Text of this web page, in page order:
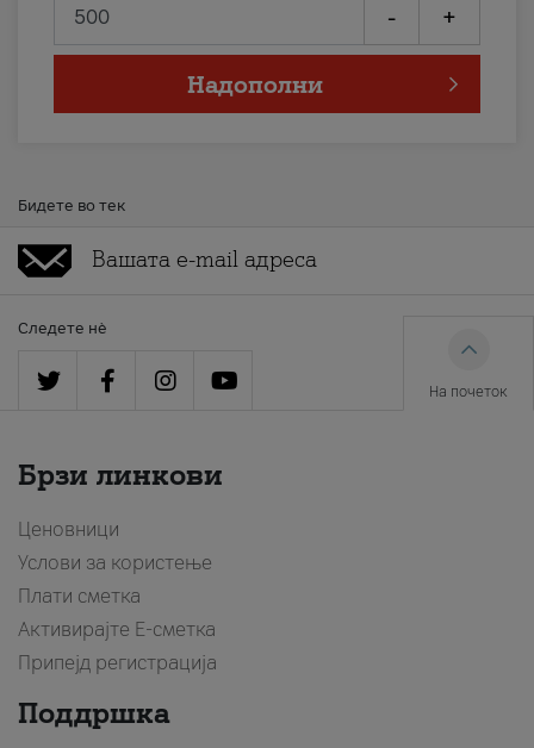
- +
Надополни
Бидете во тек
Следете нè
На почеток
Брзи линкови
Ценовници
Услови за користење
Плати сметка
Активирајте Е-сметка
Припејд регистрација
Поддршка